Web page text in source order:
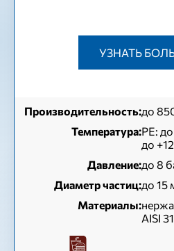
УЗНАТЬ
Производительность:до
Температура:РЕ:
до
Давление:до 8
Диаметр частиц:до 15
Материалы:
AISI